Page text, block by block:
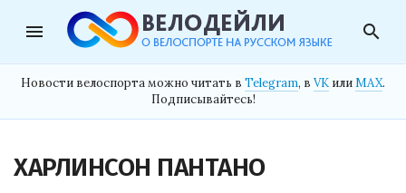
menu search
Новости велоспорта можно читать в Telegram, в VK илиMAX.
Подписывайтесь!
ХАРЛИНСОН ПАНТАНО